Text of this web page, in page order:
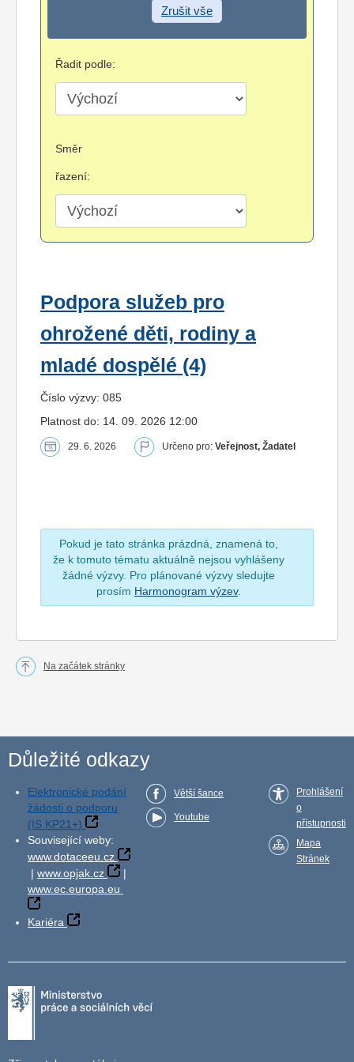
Zrušit vše
Řadit podle:
Směr
řazení:
Podpora služeb pro
ohrožené děti, rodiny a
mladé dospělé (4)
Číslo výzvy: 085
Platnost do: 14. 09. 2026 12:00
29. 6. 2026 Určeno pro: Veřejnost, Žadatel
Pokud je tato stránka prázdná, znamená to,
že k tomuto tématu aktuálně nejsou vyhlášeny
žádné výzvy. Pro plánované výzvy sledujte
prosím Harmonogram výzev.
Na začátek stránky
Důležité odkazy
Elektronické podání
žádosti o podporu
(IS KP21+)
Související weby:
www.dotaceeu.cz
| www.opjak.cz
|
www.ec.europa.eu
Kariéra
Větší šance
Youtube
Prohlášení
o
přístupnosti
Mapa
Stránek